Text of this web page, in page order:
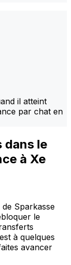
il atteint
par chat en
dans le
à Xe
Sparkasse
le
à quelques
avancer